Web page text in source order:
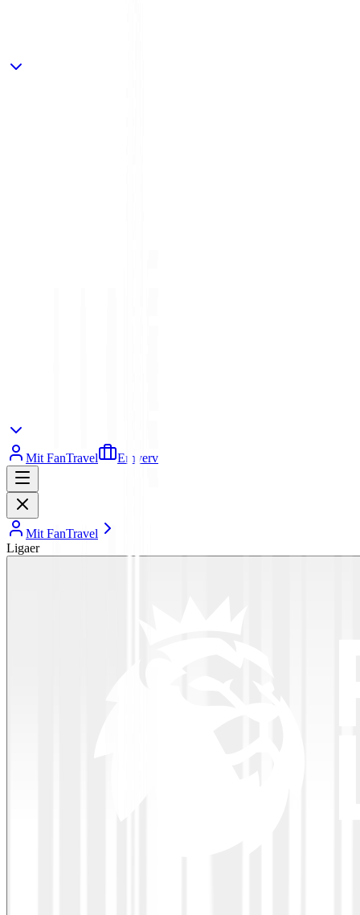
Mit FanTravel Erhverv
Mit FanTravel
Ligaer